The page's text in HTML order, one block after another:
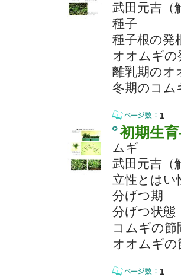
武田元吉（
種子
種子根の発
オオムギの
離乳期のオ
冬期のコム
1
初期生
ムギ
武田元吉（
立性とはい
分げつ期
分げつ状態
コムギの節
オオムギの
1